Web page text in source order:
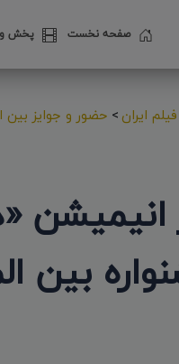
صفحه نخست پخش و
ایران> حضور و جوایز بین